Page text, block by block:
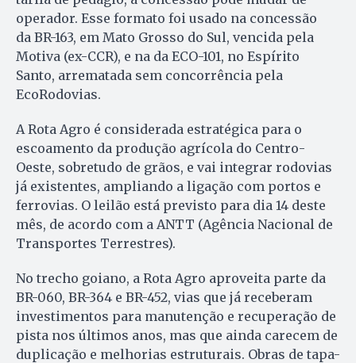
operador. Esse formato foi usado na concessão
da BR-163, em Mato Grosso do Sul, vencida pela
Motiva (ex-CCR), e na da ECO-101, no Espírito
Santo, arrematada sem concorrência pela
EcoRodovias.
A Rota Agro é considerada estratégica para o
escoamento da produção agrícola do Centro-
Oeste, sobretudo de grãos, e vai integrar rodovias
já existentes, ampliando a ligação com portos e
ferrovias. O leilão está previsto para dia 14 deste
mês, de acordo com a ANTT (Agência Nacional de
Transportes Terrestres).
No trecho goiano, a Rota Agro aproveita parte da
BR-060, BR-364 e BR-452, vias que já receberam
investimentos para manutenção e recuperação de
pista nos últimos anos, mas que ainda carecem de
duplicação e melhorias estruturais. Obras de tapa-